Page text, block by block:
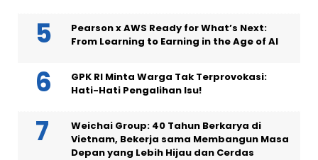
Pearson x AWS Ready for What’s Next:
From Learning to Earning in the Age of AI
GPK RI Minta Warga Tak Terprovokasi:
Hati-Hati Pengalihan Isu!
Weichai Group: 40 Tahun Berkarya di
Vietnam, Bekerja sama Membangun Masa
Depan yang Lebih Hijau dan Cerdas